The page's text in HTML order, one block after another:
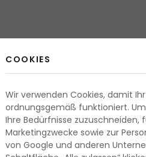
WÄRMESTYLING
COOKIES
Wir verwenden Cookies, damit
ordnungsgemäß funktioniert.
Ihre Bedürfnisse zuzuschneiden,
Marketingzwecke sowie zur
von Google und anderen